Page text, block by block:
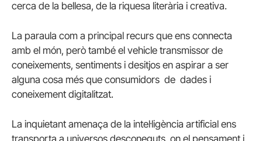
cerca de la bellesa, de la riquesa literària i creativa.
La paraula com a principal recurs que ens connecta
amb el món, però també el vehicle transmissor de
coneixements, sentiments i desitjos en aspirar a ser
alguna cosa més que consumidors de dades i
coneixement digitalitzat.
La inquietant amenaça de la intel·ligència artificial ens